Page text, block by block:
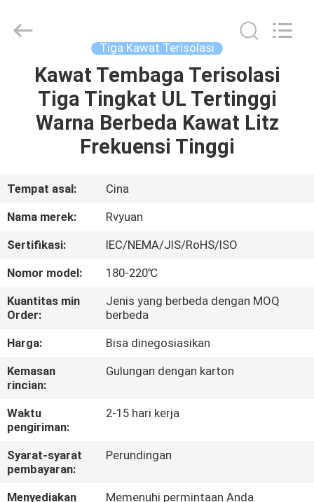
RUMAH
PRODUK
TENTANG
WISATA
PABRIK
KONTROL
KUALITAS
HUBUNGI
KAMI
BERITA
Material
Co,.Ltd.
Tiga Kawat Terisolasi
Kawat Tembaga Terisolasi
Tiga Tingkat UL Tertinggi
Warna Berbeda Kawat Litz
Frekuensi Tinggi
Tempat asal:
Cina
Nama merek:
Rvyuan
Sertifikasi:
IEC/NEMA/JIS/RoHS/ISO
Nomor model:
180-220℃
Kuantitas min
Order:
Jenis yang berbeda dengan MOQ
berbeda
Harga:
Bisa dinegosiasikan
Kemasan
rincian:
Gulungan dengan karton
Waktu
pengiriman:
2-15 hari kerja
Syarat-syarat
pembayaran:
Perundingan
Menyediakan
Memenuhi permintaan Anda